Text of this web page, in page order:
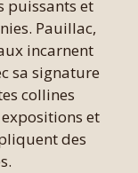
puissants et
Pauillac,
incarnent
sa signature
collines
et
des